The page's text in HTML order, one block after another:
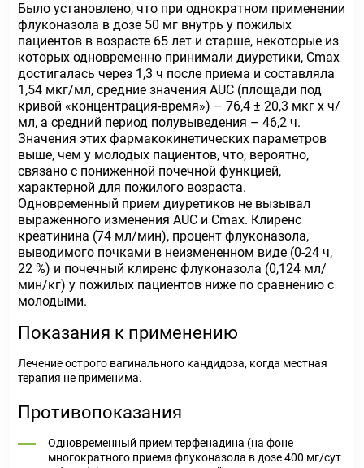
Было установлено, что при однократном применении
флуконазола в дозе 50 мг внутрь у пожилых
пациентов в возрасте 65 лет и старше, некоторые из
которых одновременно принимали диуретики, Сmax
достигалась через 1,3 ч после приема и составляла
1,54 мкг/мл, средние значения AUC (площади под
кривой «концентрация-время») – 76,4 ± 20,3 мкг х ч/
мл, а средний период полувыведения – 46,2 ч.
Значения этих фармакокинетических параметров
выше, чем у молодых пациентов, что, вероятно,
связано с пониженной почечной функцией,
характерной для пожилого возраста.
Одновременный прием диуретиков не вызывал
выраженного изменения AUC и Cmax. Клиренс
креатинина (74 мл/мин), процент флуконазола,
выводимого почками в неизмененном виде (0-24 ч,
22 %) и почечный клиренс флуконазола (0,124 мл/
мин/кг) у пожилых пациентов ниже по сравнению с
молодыми.
Показания к применению
Лечение острого вагинального кандидоза, когда местная
терапия не применима.
Противопоказания
Одновременный прием терфенадина (на фоне
многократного приема флуконазола в дозе 400 мг/сут